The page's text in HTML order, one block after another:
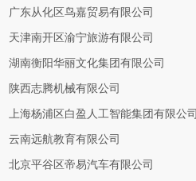
广东从化区鸟嘉贸易有限公司
天津南开区渝宁旅游有限公司
湖南衡阳华丽文化集团有限公司
陕西志腾机械有限公司
上海杨浦区白盈人工智能集团有限公司
云南远航教育有限公司
北京平谷区帝易汽车有限公司